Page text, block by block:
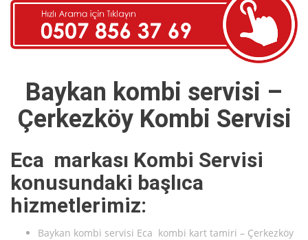
Baykan kombi servisi –
Çerkezköy Kombi Servisi
Eca markası Kombi Servisi
konusundaki başlıca
hizmetlerimiz:
Baykan kombi servisi Eca kombi kart tamiri – Çerkezköy